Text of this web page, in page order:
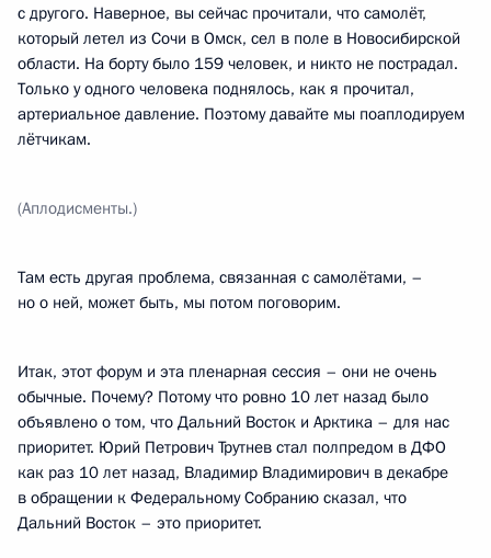
с другого. Наверное, вы сейчас прочитали, что самолёт,
который летел из Сочи в Омск, сел в поле в Новосибирской
области. На борту было 159 человек, и никто не пострадал.
Только у одного человека поднялось, как я прочитал,
артериальное давление. Поэтому давайте мы поаплодируем
лётчикам.
(Аплодисменты.)
Там есть другая проблема, связанная с самолётами, –
но о ней, может быть, мы потом поговорим.
Итак, этот форум и эта пленарная сессия – они не очень
обычные. Почему? Потому что ровно 10 лет назад было
объявлено о том, что Дальний Восток и Арктика – для нас
приоритет. Юрий Петрович Трутнев стал полпредом в ДФО
как раз 10 лет назад, Владимир Владимирович в декабре
в обращении к Федеральному Собранию сказал, что
Дальний Восток – это приоритет.